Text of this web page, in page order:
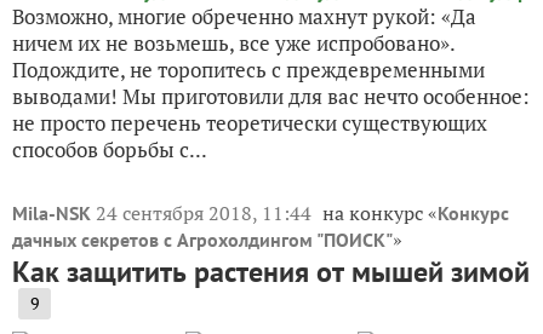
Возможно, многие обреченно махнут рукой: «Да
ничем их не возьмешь, все уже испробовано».
Подождите, не торопитесь с преждевременными
выводами! Мы приготовили для вас нечто особенное:
не просто перечень теоретически существующих
способов борьбы с...
Mila-NSK 24 сентября 2018, 11:44 на конкурс «Конкурс
дачных секретов с Агрохолдингом "ПОИСК"»
Как защитить растения от мышей зимой
9